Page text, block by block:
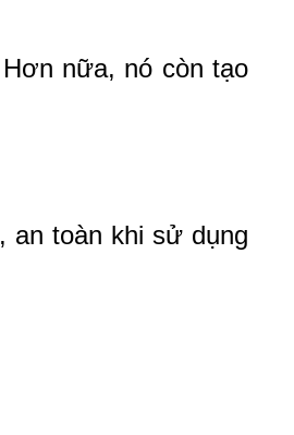
nữa, nó còn tạo
an toàn khi sử dụng